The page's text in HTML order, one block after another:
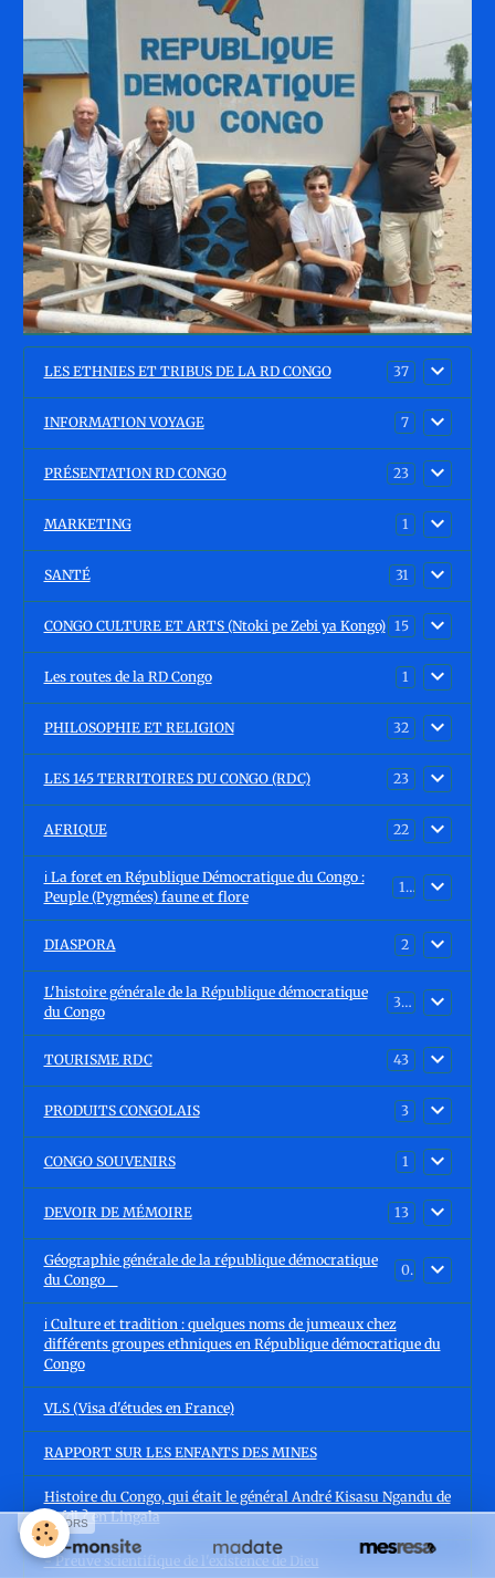
LES ETHNIES ET TRIBUS DE LA RD CONGO 37
INFORMATION VOYAGE 7
PRÉSENTATION RD CONGO 23
MARKETING 1
SANTÉ 31
CONGO CULTURE ET ARTS (Ntoki pe Zebi ya Kongo) 15
Les routes de la RD Congo 1
PHILOSOPHIE ET RELIGION 32
LES 145 TERRITOIRES DU CONGO (RDC) 23
AFRIQUE 22
ℹ️ La foret en République Démocratique du Congo :
Peuple (Pygmées) faune et flore
15
DIASPORA 2
L'histoire générale de la République démocratique
du Congo
30
TOURISME RDC 43
PRODUITS CONGOLAIS 3
CONGO SOUVENIRS 1
DEVOIR DE MÉMOIRE 13
Géographie générale de la république démocratique
du Congo
0
ℹ️ Culture et tradition : quelques noms de jumeaux chez
différents groupes ethniques en République démocratique du
Congo
VLS (Visa d'études en France)
RAPPORT SUR LES ENFANTS DES MINES
Histoire du Congo, qui était le général André Kisasu Ngandu de
l'Afdl ? en Lingala
- Preuve scientifique de l'existence de Dieu
SPONSORS